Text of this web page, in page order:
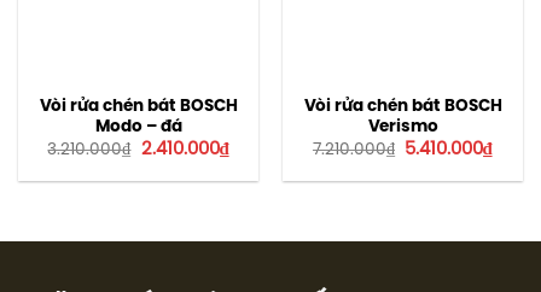
Vòi rửa chén bát BOSCH
Modo – đá
3.210.000₫
Giá
là:
2.410.000₫Giá
tại
Vòi rửa chén bát BOSCH
Verismo
7.210.000₫
Giá
là:
5.410.000₫Giá
tại